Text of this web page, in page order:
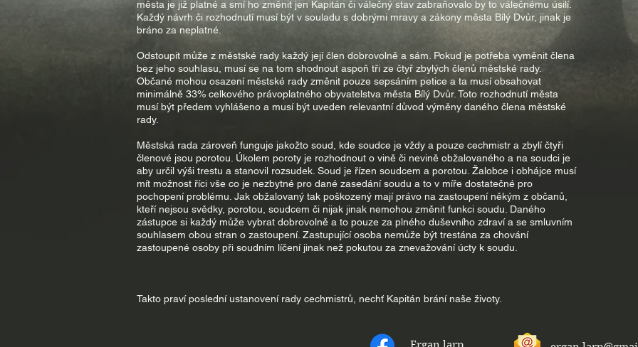
města je již platné a smí ho změnit jen Kapitán či válečný stav zabraňovalo by to válečnému úsilí.
Každý návrh či rozhodnutí musí být v souladu s dobrými mravy a zákony města Bílý Dvůr, jinak je
bráno za neplatné.
Odstoupit může z městské rady každý její člen dobrovolně a sám. Pokud je potřeba vyměnit člena
bez jeho souhlasu, musí se na tom shodnout aspoň tři ze čtyř zbylých členů městské rady.
Občané mohou osazení městské rady změnit pouze sepsáním petice a ta musí obsahovat
minimálně 33% celkového právoplatného obyvatelstva města Bílý Dvůr. Toto rozhodnutí města
musí být předem vyhlášeno a musí být uveden relevantní důvod výměny daného člena městské
rady.
Městská rada zároveň funguje jakožto soud, kde soudce je vždy a pouze cechmistr a zbylí čtyři
členové jsou porotou. Úkolem poroty je rozhodnout o vině či nevině obžalovaného a na soudci je
aby určil výši trestu a stanovil rozsudek. Soud je řízen soudcem a porotou. Žalobce i obhájce musí
mít možnost říci vše co je nezbytné pro dané zasedání soudu a to v míře dostatečné pro
pochopení problému. Jak obžalovaný tak poškozený mají právo na zastoupení někým z občanů,
kteří nejsou svědky, porotou, soudcem či nijak jinak nemohou změnit funkci soudu. Daného
zástupce si každý může vybrat dobrovolně a to pouze za plného duševního zdraví a se smluvním
souhlasem obou stran o zastoupení. Zastupující osoba nemůže být trestána za chování
zastoupené osoby při soudním líčení jinak než pokutou za znevažování úcty k soudu.
Takto praví poslední ustanovení rady cechmistrů, nechť Kapitán brání naše životy.